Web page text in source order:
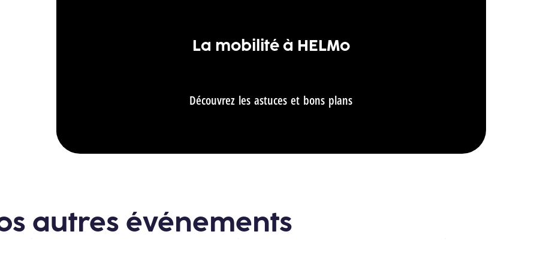
La mobilité à HELMo
Découvrez les astuces et bons plans
autres événements